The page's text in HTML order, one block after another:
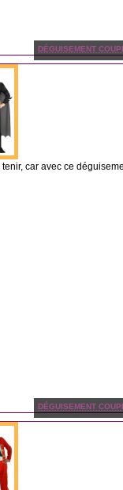
DÉGUISEMENT
car avec ce
DÉGUISEMENT